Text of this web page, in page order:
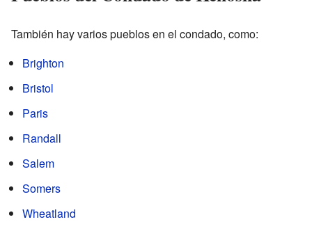
También hay varios pueblos en el condado, como:
Brighton
Bristol
Paris
Randall
Salem
Somers
Wheatland